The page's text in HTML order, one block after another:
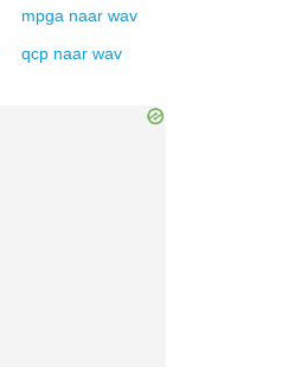
mpga naar wav
qcp naar wav